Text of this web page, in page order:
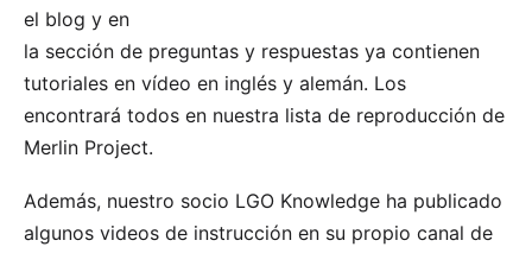
el blog y en
la sección de preguntas y respuestas ya contienen
tutoriales en vídeo en inglés y alemán. Los
encontrará todos en nuestra lista de reproducción de
Merlin Project.
Además, nuestro socio LGO Knowledge ha publicado
algunos videos de instrucción en su propio canal de